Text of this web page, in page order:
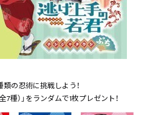
類の忍術に挑戦しよう！
種）」をランダムで1枚プレゼント！